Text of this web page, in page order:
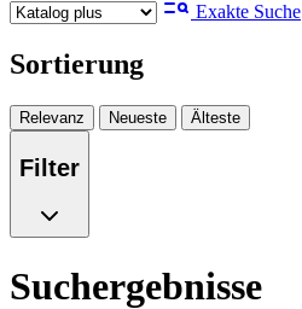
Exakte Suche
Sortierung
Relevanz Neueste Älteste
Filter
Suchergebnisse